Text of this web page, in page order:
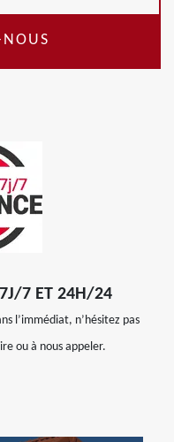
7 ET 24H/24
l’immédiat, n’hésitez pas
ou à nous appeler.